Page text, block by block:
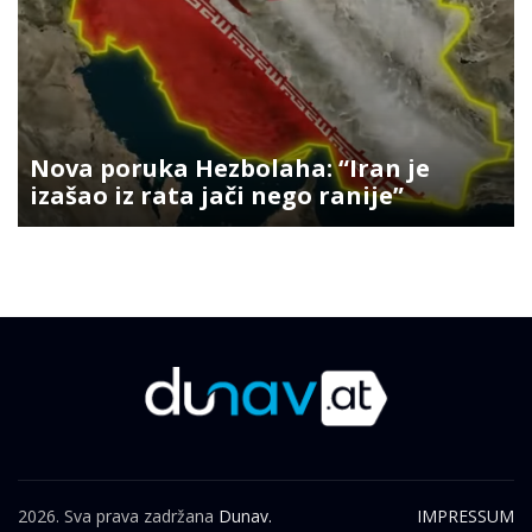
Nova poruka Hezbolaha: “Iran je
izašao iz rata jači nego ranije”
2026. Sva prava zadržana Dunav. IMPRESSUM